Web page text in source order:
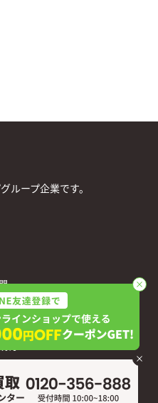
ループ企業です。
針